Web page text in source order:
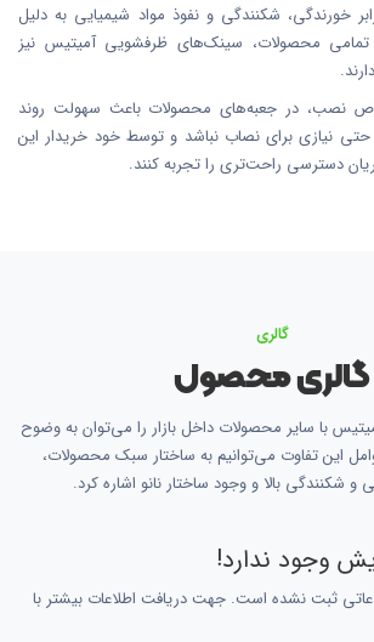
خورندگی، شکنندگی و نفوذ مواد شیمیایی به دلیل
ساختار نانو 5در تمامی محصولات، سینک‌های ظرفشویی آمیتیس نیز
نصب، در جعبه‌های محصولات باعث سهولت روند
نیازی برای نصاب نباشد و توسط خود خریدار این
دسترسی راحت‌تری را تجربه کنند.
گالری
گالری محصول
با سایر محصولات داخل بازار را می‌توان به وضوح
این تفاوت می‌توانیم به ساختار سبک محصولات،
شکنندگی بالا و وجود ساختار نانو اشاره کرد.
وجود ندارد!
ثبت نشده است. جهت دریافت اطلاعات بیشتر با